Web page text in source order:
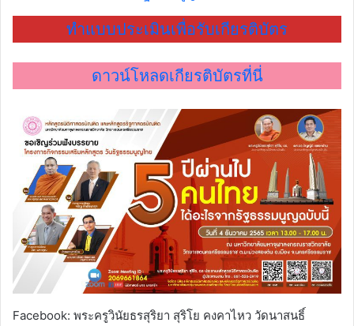
ทำแบบประเมินเพื่อรับเกียรติบัตร
ดาวน์โหลดเกียรติบัตรที่นี่
Facebook: พระครูวินัยธรสุริยา สุริโย คงคาไหว วัดนาสนธิ์